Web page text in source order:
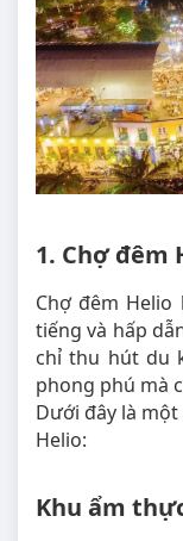
1. Chợ đêm
Chợ đêm
tiếng và hấp
chỉ thu hút du
phong phú mà
Dưới đây là
Helio:
Khu ẩm